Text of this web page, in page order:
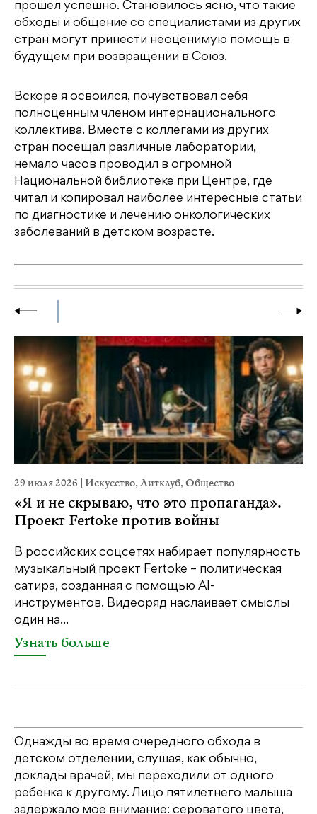
прошел успешно. Становилось ясно, что такие
обходы и общение со специалистами из других
стран могут принести неоценимую помощь в
будущем при возвращении в Союз.
Вскоре я освоился, почувствовал себя
полноценным членом интернационального
коллектива. Вместе с коллегами из других
стран посещал различные лаборатории,
немало часов проводил в огромной
Национальной библиотеке при Центре, где
читал и копировал наиболее интересные статьи
по диагностике и лечению онкологических
заболеваний в детском возрасте.
29 июля 2026 Искусство,Литклуб,Общество
«Я и не скрываю, что это пропаганда».
Проект Fertoke против войны
В российских соцсетях набирает популярность
музыкальный проект Fertoke – политическая
сатира, созданная с помощью AI-
инструментов. Видеоряд наслаивает смыслы
один на...
Узнать больше
Однажды во время очередного обхода в
детском отделении, слушая, как обычно,
доклады врачей, мы переходили от одного
ребенка к другому. Лицо пятилетнего малыша
задержало мое внимание: сероватого цвета,